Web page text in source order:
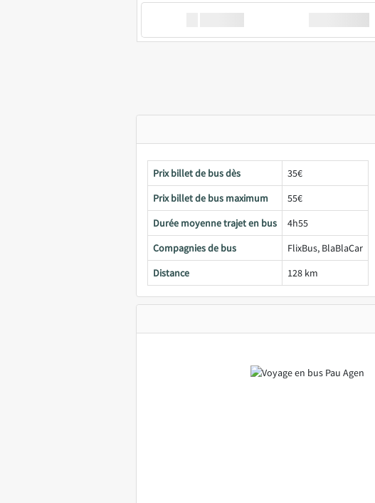
Prix billet de bus dès
35€
Prix billet de bus maximum
55€
Durée moyenne trajet en bus
4h55
Compagnies de bus
FlixBus, BlaBlaCar
Distance
128 km